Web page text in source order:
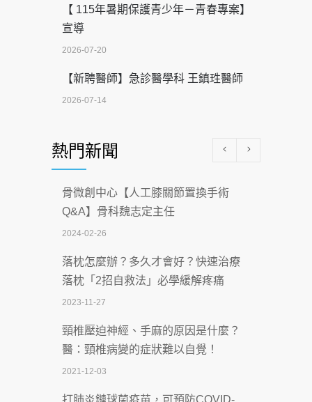
【 115年暑期保護青少年－青春專案】
宣導
2026-07-20
【新聘醫師】急診醫學科 王鎮珄醫師
2026-07-14
科能量
2026-07-08
沒菸酒也瀕臨洗腎？65歲男靠「這習
慣」逆轉腎功能 醫揭3招救命
2026-07-08
體溫飆破41度！醫連收兩例中暑病例：
致死率達8成
2026-07-07
深耕萬華55年 西園醫院回顧發展歷程與
智慧 醫療布局
2026-07-06
熱門新聞
骨微創中心【人工膝關節置換手術
Q&A】骨科魏志定主任
2024-02-26
落枕怎麼辦？多久才會好？快速治療
落枕「2招自救法」必學緩解疼痛
2023-11-27
頸椎壓迫神經、手麻的原因是什麼？
醫：頸椎病變的症狀難以自覺！
2021-12-03